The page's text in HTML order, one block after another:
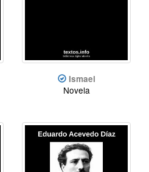
Ismael
Novela